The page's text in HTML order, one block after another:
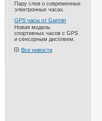
Пару слов о современных
электронных часах.
GPS часы от Garmin
Новая модель
спортивных часов с GPS
и сенсорным дисплеем.
Все новости